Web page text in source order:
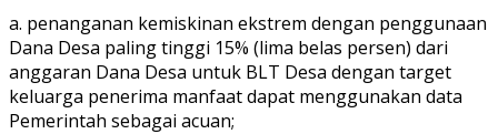
a. penanganan kemiskinan ekstrem dengan penggunaan
Dana Desa paling tinggi 15% (lima belas persen) dari
anggaran Dana Desa untuk BLT Desa dengan target
keluarga penerima manfaat dapat menggunakan data
Pemerintah sebagai acuan;